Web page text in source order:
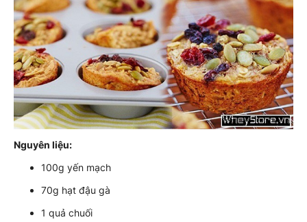
Nguyên liệu:
100g yến mạch
70g hạt đậu gà
1 quả chuối